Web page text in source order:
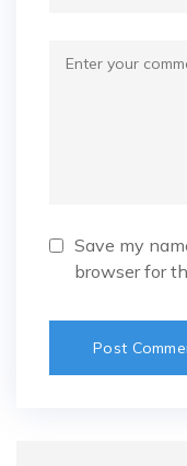
Save my
browser for